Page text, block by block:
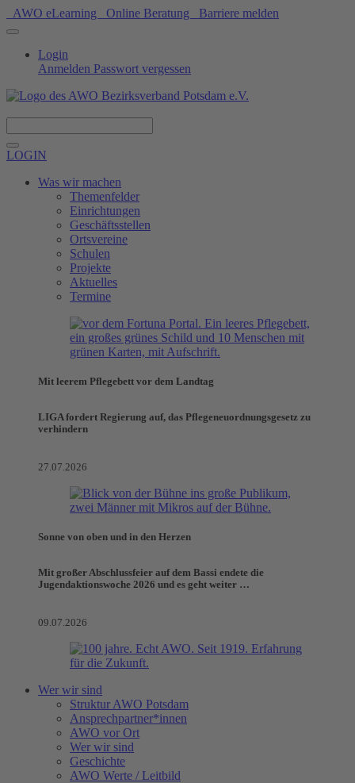
AWO eLearning Online Beratung Barriere melden
Login
Anmelden Passwort vergessen
LOGIN
Was wir machen
Themenfelder
Einrichtungen
Geschäftsstellen
Ortsvereine
Schulen
Projekte
Aktuelles
Termine
Mit leerem Pflegebett vor dem Landtag
LIGA fordert Regierung auf, das Pflegeneuordnungsgesetz zu
verhindern
27.07.2026
Sonne von oben und in den Herzen
Mit großer Abschlussfeier auf dem Bassi endete die
Jugendaktionswoche 2026 und es geht weiter …
09.07.2026
Wer wir sind
Struktur AWO Potsdam
Ansprechpartner*innen
AWO vor Ort
Wer wir sind
Geschichte
AWO Werte / Leitbild